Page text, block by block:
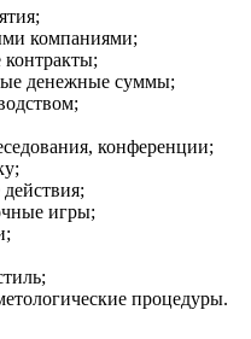
компаниями;
денежные суммы;
конференции;
игры;
процедуры.